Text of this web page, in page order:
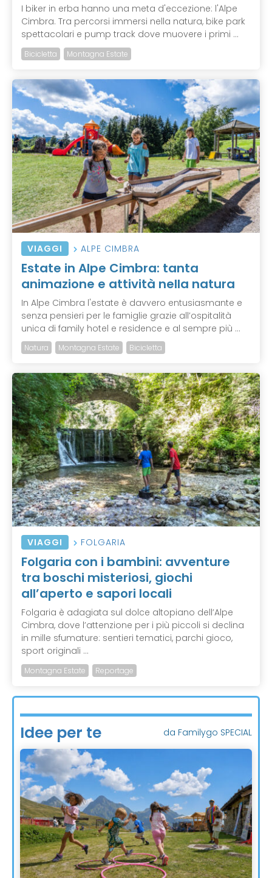
I biker in erba hanno una meta d'eccezione: l'Alpe
Cimbra. Tra percorsi immersi nella natura, bike park
spettacolari e pump track dove muovere i primi ...
Bicicletta Montagna Estate
VIAGGI ALPE CIMBRA
Estate in Alpe Cimbra: tanta
animazione e attività nella natura
In Alpe Cimbra l'estate è davvero entusiasmante e
senza pensieri per le famiglie grazie all’ospitalità
unica di family hotel e residence e al sempre più ...
Natura Montagna Estate Bicicletta
VIAGGI FOLGARIA
Folgaria con i bambini: avventure
tra boschi misteriosi, giochi
all’aperto e sapori locali
Folgaria è adagiata sul dolce altopiano dell’Alpe
Cimbra, dove l’attenzione per i più piccoli si declina
in mille sfumature: sentieri tematici, parchi gioco,
sport originali ...
Montagna Estate Reportage
Idee per te da Familygo SPECIAL